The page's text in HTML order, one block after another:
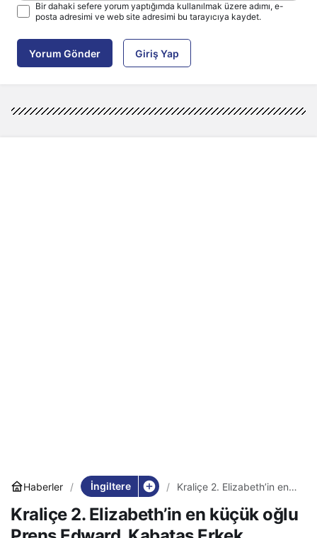
Bir dahaki sefere yorum yaptığımda kullanılmak üzere adımı, e-
posta adresimi ve web site adresimi bu tarayıcıya kaydet.
Yorum Gönder Giriş Yap
Haberler İngiltere
Kraliçe 2. Elizabeth’in en
Kabataş Erkek Lisesi’ni
ziyaret etti
Kraliçe 2. Elizabeth’in en küçük oğlu